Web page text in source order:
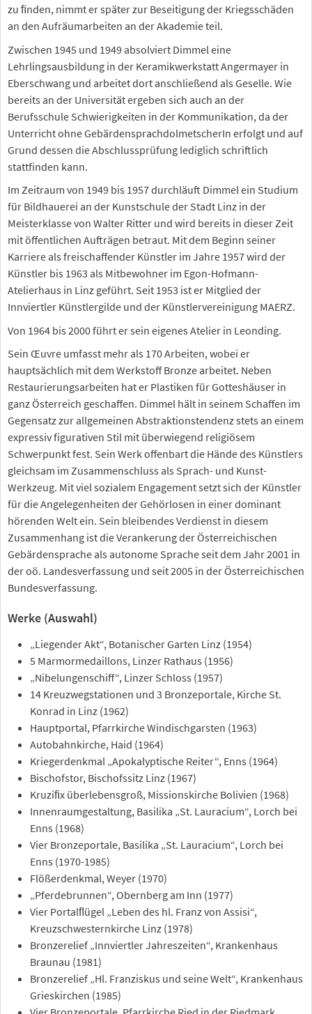
zu ﬁnden, nimmt er später zur Beseitigung der Kriegsschäden
an den Aufräumarbeiten an der Akademie teil.
Zwischen 1945 und 1949 absolviert Dimmel eine
Lehrlingsausbildung in der Keramikwerkstatt Angermayer in
Eberschwang und arbeitet dort anschließend als Geselle. Wie
bereits an der Universität ergeben sich auch an der
Berufsschule Schwierigkeiten in der Kommunikation, da der
Unterricht ohne GebärdensprachdolmetscherIn erfolgt und auf
Grund dessen die Abschlussprüfung lediglich schriftlich
stattfinden kann.
Im Zeitraum von 1949 bis 1957 durchläuft Dimmel ein Studium
für Bildhauerei an der Kunstschule der Stadt Linz in der
Meisterklasse von Walter Ritter und wird bereits in dieser Zeit
mit öffentlichen Aufträgen betraut. Mit dem Beginn seiner
Karriere als freischaffender Künstler im Jahre 1957 wird der
Künstler bis 1963 als Mitbewohner im Egon-Hofmann-
Atelierhaus in Linz geführt. Seit 1953 ist er Mitglied der
Innviertler Künstlergilde und der Künstlervereinigung MAERZ.
Von 1964 bis 2000 führt er sein eigenes Atelier in Leonding.
Sein Œuvre umfasst mehr als 170 Arbeiten, wobei er
hauptsächlich mit dem Werkstoff Bronze arbeitet. Neben
Restaurierungsarbeiten hat er Plastiken für Gotteshäuser in
ganz Österreich geschaffen. Dimmel hält in seinem Schaffen im
Gegensatz zur allgemeinen Abstraktionstendenz stets an einem
expressiv figurativen Stil mit überwiegend religiösem
Schwerpunkt fest. Sein Werk offenbart die Hände des Künstlers
gleichsam im Zusammenschluss als Sprach- und Kunst-
Werkzeug. Mit viel sozialem Engagement setzt sich der Künstler
für die Angelegenheiten der Gehörlosen in einer dominant
hörenden Welt ein. Sein bleibendes Verdienst in diesem
Zusammenhang ist die Verankerung der Österreichischen
Gebärdensprache als autonome Sprache seit dem Jahr 2001 in
der oö. Landesverfassung und seit 2005 in der Österreichischen
Bundesverfassung.
Werke (Auswahl)
„Liegender Akt“, Botanischer Garten Linz (1954)
5 Marmormedaillons, Linzer Rathaus (1956)
„Nibelungenschiff“, Linzer Schloss (1957)
14 Kreuzwegstationen und 3 Bronzeportale, Kirche St.
Konrad in Linz (1962)
Hauptportal, Pfarrkirche Windischgarsten (1963)
Autobahnkirche, Haid (1964)
Kriegerdenkmal „Apokalyptische Reiter“, Enns (1964)
Bischofstor, Bischofssitz Linz (1967)
Kruziﬁx überlebensgroß, Missionskirche Bolivien (1968)
Innenraumgestaltung, Basilika „St. Lauracium“, Lorch bei
Enns (1968)
Vier Bronzeportale, Basilika „St. Lauracium“, Lorch bei
Enns (1970-1985)
Flößerdenkmal, Weyer (1970)
„Pferdebrunnen“, Obernberg am Inn (1977)
Vier Portalﬂügel „Leben des hl. Franz von Assisi“,
Kreuzschwesternkirche Linz (1978)
Bronzerelief „Innviertler Jahreszeiten“, Krankenhaus
Braunau (1981)
Bronzerelief „Hl. Franziskus und seine Welt“, Krankenhaus
Grieskirchen (1985)